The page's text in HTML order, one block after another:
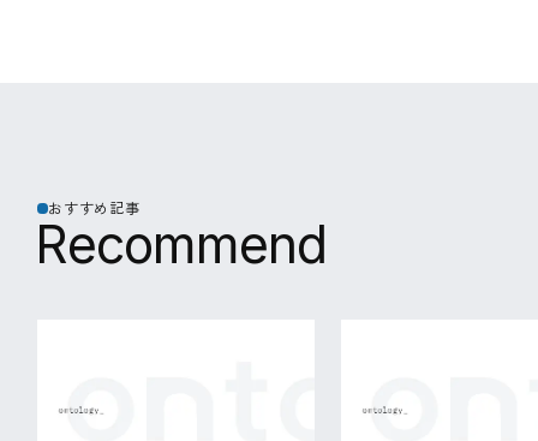
おすすめ記事
Recommend